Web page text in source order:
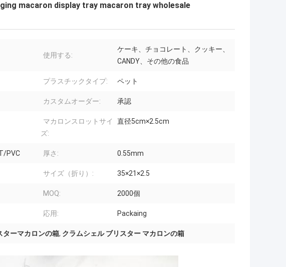
macaron display tray macaron tray wholesale
使用する:
ケーキ、チョコレート、クッキー、
CANDY、その他の食品
プラスチックタイプ: ペット
カスタムオーダー: 承認
マカロンスロットサイ
ズ:
直径5cm×2.5cm
PVC 厚さ: 0.55mm
サイズ（折り）: 35×21×2.5
MOQ: 2000個
応用: Packaing
ターマカロンの箱, クラムシェル ブリスター マカロンの箱